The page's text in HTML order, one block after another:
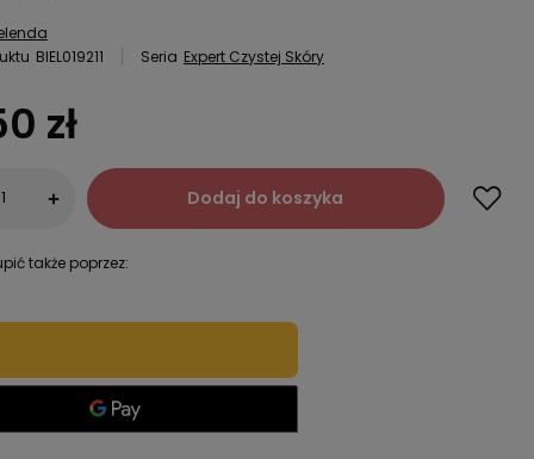
BIEL019211 Seria Expert Czystej Skóry
zł
+ Dodaj do koszyka
także poprzez: